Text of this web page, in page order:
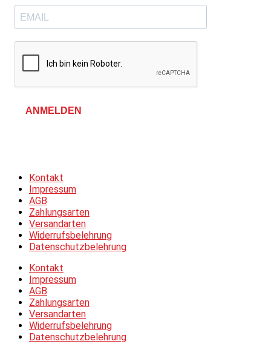
ANMELDEN
Kontakt
Impressum
AGB
Zahlungsarten
Versandarten
Widerrufsbelehrung
Datenschutzbelehrung
Kontakt
Impressum
AGB
Zahlungsarten
Versandarten
Widerrufsbelehrung
Datenschutzbelehrung